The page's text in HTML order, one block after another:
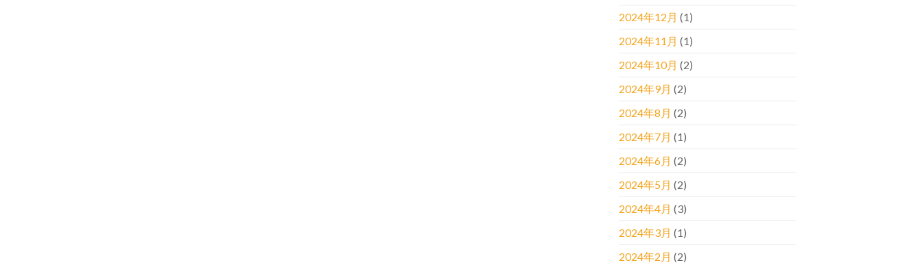
2024年12月 (1)
2024年11月 (1)
2024年10月 (2)
2024年9月 (2)
2024年8月 (2)
2024年7月 (1)
2024年6月 (2)
2024年5月 (2)
2024年4月 (3)
2024年3月 (1)
2024年2月 (2)